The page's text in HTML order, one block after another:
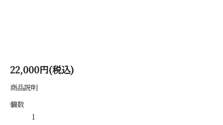
22,000円(税込)
商品説明
個数